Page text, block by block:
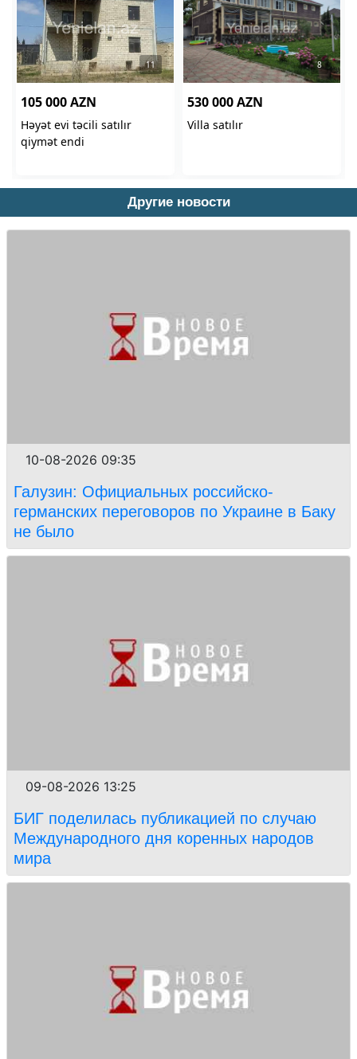
Другие новости
10-08-2026 09:35
Галузин: Официальных российско-
германских переговоров по Украине в Баку
не было
09-08-2026 13:25
БИГ поделилась публикацией по случаю
Международного дня коренных народов
мира